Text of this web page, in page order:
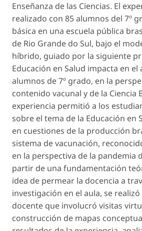
Enseñanza de las Ciencias. El
realizado con 85 alumnos del 7º
básica en una escuela pública
de Rio Grande do Sul, bajo el
híbrido, guiado por la siguiente
Educación en Salud impacta en el
alumnos de 7º grado, en la
contenido vacunal y de la Ciencia
experiencia permitió a los
sobre el tema de la Educación en
en cuestiones de la producción
sistema de vacunación,
en la perspectiva de la pandemia
partir de una fundamentación
idea de permear la docencia a
investigación en el aula, se
docente que involucró visitas
construcción de mapas